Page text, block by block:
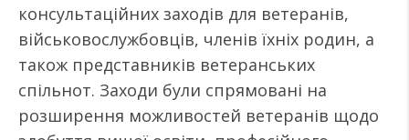
консультаційних заходів для ветеранів,
військовослужбовців, членів їхніх родин, а
також представників ветеранських
спільнот. Заходи були спрямовані на
розширення можливостей ветеранів щодо